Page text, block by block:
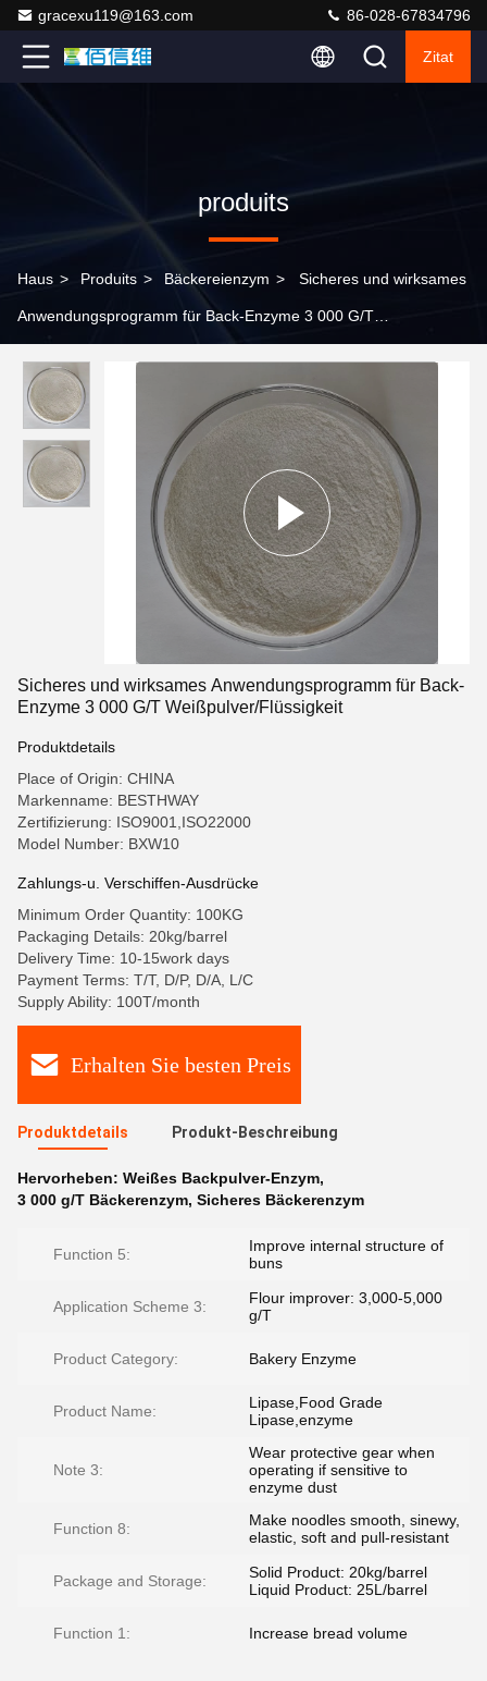
gracexu119@163.com 86-028-67834796
Zitat
produits
Haus > Produits > Bäckereienzym > Sicheres und wirksames
Anwendungsprogramm für Back-Enzyme 3 000 G/T
Sicheres und wirksames Anwendungsprogramm für Back-
Enzyme 3 000 G/T Weißpulver/Flüssigkeit
Produktdetails
Place of Origin: CHINA
Markenname: BESTHWAY
Zertifizierung: ISO9001,ISO22000
Model Number: BXW10
Zahlungs-u. Verschiffen-Ausdrücke
Minimum Order Quantity: 100KG
Packaging Details: 20kg/barrel
Delivery Time: 10-15work days
Payment Terms: T/T, D/P, D/A, L/C
Supply Ability: 100T/month
Erhalten Sie besten Preis
Produktdetails Produkt-Beschreibung
Hervorheben: Weißes Backpulver-Enzym,
3 000 g/T Bäckerenzym, Sicheres Bäckerenzym
Function 5:
Improve internal structure of
buns
Application Scheme 3:
Flour improver: 3,000-5,000
g/T
Product Category: Bakery Enzyme
Product Name:
Lipase,Food Grade
Lipase,enzyme
Note 3:
Wear protective gear when
operating if sensitive to
enzyme dust
Function 8:
Make noodles smooth, sinewy,
elastic, soft and pull-resistant
Package and Storage:
Solid Product: 20kg/barrel
Liquid Product: 25L/barrel
Function 1: Increase bread volume